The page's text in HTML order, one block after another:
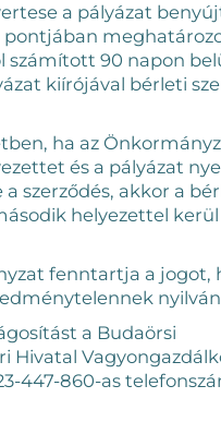
a pályázat
pontjában
számított 90 napon
kiírójával bérleti
ha az
és a pályázat
szerződés, akkor a
helyezettel kerül
fenntartja a jogot,
a Budaörsi
Hivatal
447-860-as